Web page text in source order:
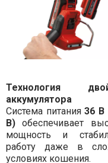
Технология
аккумулятора
Система питания36 В
В)обеспечивает
мощность и
работу даже в
условиях кошения.